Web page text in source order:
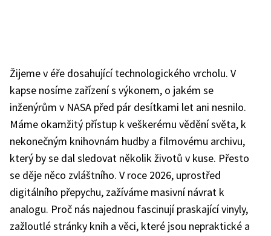
Žijeme v éře dosahující technologického vrcholu. V
kapse nosíme zařízení s výkonem, o jakém se
inženýrům v NASA před pár desítkami let ani nesnilo.
Máme okamžitý přístup k veškerému vědění světa, k
nekonečným knihovnám hudby a filmovému archivu,
který by se dal sledovat několik životů v kuse. Přesto
se děje něco zvláštního. V roce 2026, uprostřed
digitálního přepychu, zažíváme masivní návrat k
analogu. Proč nás najednou fascinují praskající vinyly,
zažloutlé stránky knih a věci, které jsou nepraktické a